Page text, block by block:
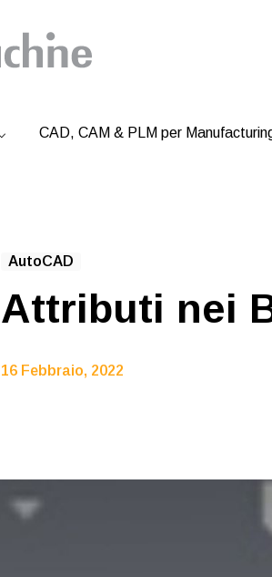
CAD, CAM & PLM per
AutoCAD
Attributi nei
16 Febbraio, 2022